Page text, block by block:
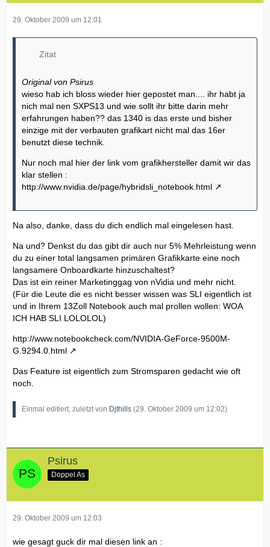
29. Oktober 2009 um 12:01
Zitat
Original von Psirus
wieso hab ich bloss wieder hier gepostet man.... ihr habt ja
nich mal nen SXPS13 und wie sollt ihr bitte darin mehr
erfahrungen haben?? das 1340 is das erste und bisher
einzige mit der verbauten grafikart nicht mal das 16er
benutzt diese technik.
Nur noch mal hier der link vom grafikhersteller damit wir das
klar stellen :
http://www.nvidia.de/page/hybridsli_notebook.html
Na also, danke, dass du dich endlich mal eingelesen hast.
Na und? Denkst du das gibt dir auch nur 5% Mehrleistung wenn
du zu einer total langsamen primären Grafikkarte eine noch
langsamere Onboardkarte hinzuschaltest?
Das ist ein reiner Marketinggag von nVidia und mehr nicht.
(Für die Leute die es nicht besser wissen was SLI eigentlich ist
und in Ihrem 13Zoll Notebook auch mal prollen wollen: WOA
ICH HAB SLI LOLOLOL)
http://www.notebookcheck.com/NVIDIA-GeForce-9500M-
G.9294.0.html
Das Feature ist eigentlich zum Stromsparen gedacht wie oft
noch.
Einmal editiert, zuletzt von Djthills (29. Oktober 2009 um 12:02)
Psirus
Doppel As
29. Oktober 2009 um 12:03
wie gesagt guck dir mal diesen link an :